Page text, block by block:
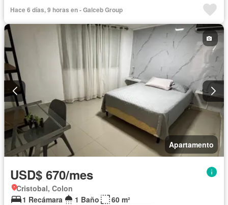
Hace 6 días, 9 horas en - Galceb Group
Apartamento
USD$ 670/mes
Cristobal, Colon
1 Recámara
1 Baño
60 m²